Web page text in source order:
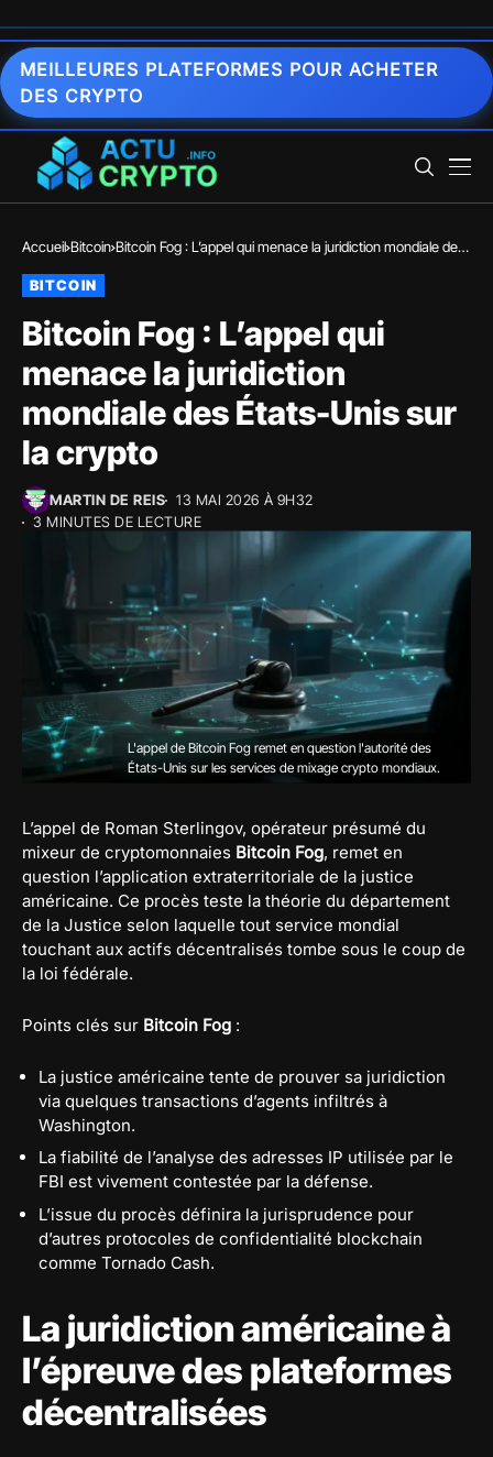
MEILLEURES PLATEFORMES POUR ACHETER
DES CRYPTO
Accueil Bitcoin Bitcoin Fog : L’appel qui menace la juridiction mondiale des
BITCOIN
Bitcoin Fog : L’appel qui
menace la juridiction
mondiale des États-Unis sur
la crypto
MARTIN DE REIS
13 MAI 2026 À 9H32
3 MINUTES DE LECTURE
L'appel de Bitcoin Fog remet en question l'autorité des
États-Unis sur les services de mixage crypto mondiaux.
L’appel de Roman Sterlingov, opérateur présumé du
mixeur de cryptomonnaies Bitcoin Fog, remet en
question l’application extraterritoriale de la justice
américaine. Ce procès teste la théorie du département
de la Justice selon laquelle tout service mondial
touchant aux actifs décentralisés tombe sous le coup de
la loi fédérale.
Points clés sur Bitcoin Fog :
La justice américaine tente de prouver sa juridiction
via quelques transactions d’agents infiltrés à
Washington.
La fiabilité de l’analyse des adresses IP utilisée par le
FBI est vivement contestée par la défense.
L’issue du procès définira la jurisprudence pour
d’autres protocoles de confidentialité blockchain
comme Tornado Cash.
La juridiction américaine à
l’épreuve des plateformes
décentralisées